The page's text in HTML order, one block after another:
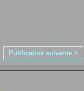
Publication suivante >